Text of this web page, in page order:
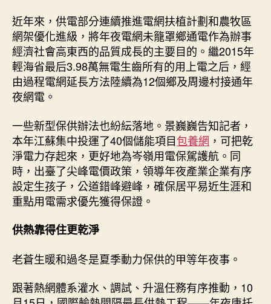
近年來，供電部分連續推進電網扶植計劃和農牧區
網架優化進級，將年夜電網未籠罩鄉通電作為辦事
經濟社會高東西的品質成長的主要目的。繼2015年
輕海省最后3.98萬無電生齒所有的用上電之后，經
由過程電網延長方法陸續為12個鄉及周邊村接通年
夜網電。
一些新型保供辦法也紛紜落地。景巍巍告知記者，
本年江蘇集中投運了40個儲能項目包養網 ，可把乾
淨電力存起來，更好地為岑嶺用電保駕護航。同
時，出臺了尖峰電價政策，領導年夜產業企業有序
設定生孩子，公道錯峰避峰，確保居平易近生涯和
重點用電需求優先獲得保證。
供熱靠得住更乾淨
老蒼生暖和過冬是夏季動力保供的甲等年夜事。
跟著熱網體系灌水、調試、升溫任務有序推動，10